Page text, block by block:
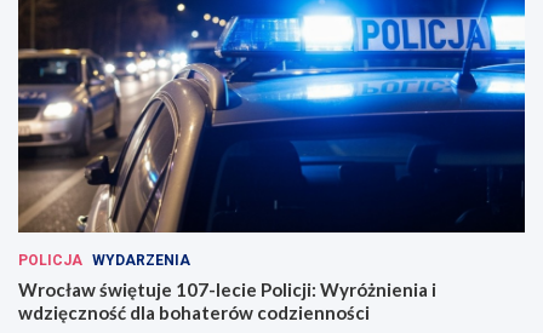
POLICJA WYDARZENIA
Wrocław świętuje 107-lecie Policji: Wyróżnienia i
wdzięczność dla bohaterów codzienności